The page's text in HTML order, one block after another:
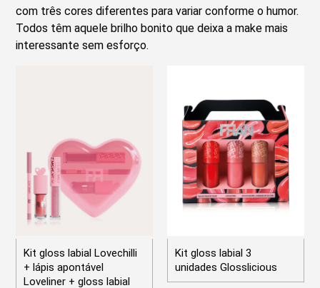
com três cores diferentes para variar conforme o humor.
Todos têm aquele brilho bonito que deixa a make mais
interessante sem esforço.
Kit gloss labial Lovechilli
+ lápis apontável
Loveliner + gloss labial
Kit gloss labial 3
unidades Glosslicious